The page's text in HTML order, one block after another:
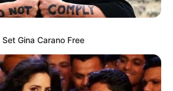
BOGOTÁ EN GOOGLE NEWS
Gina Carano Free